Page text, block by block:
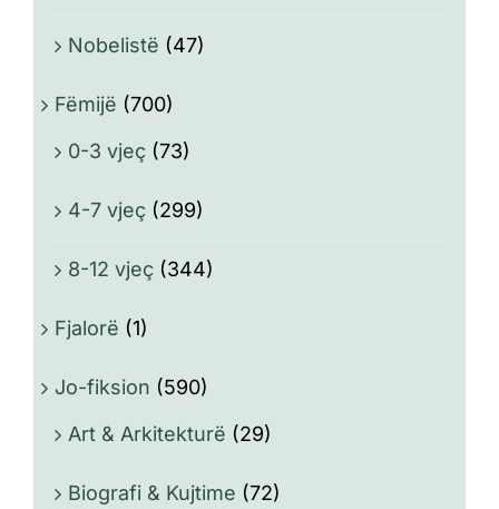
Nobelistë (47)
Fëmijë (700)
0-3 vjeç (73)
4-7 vjeç (299)
8-12 vjeç (344)
Fjalorë (1)
Jo-fiksion (590)
Art & Arkitekturë (29)
Biografi & Kujtime (72)